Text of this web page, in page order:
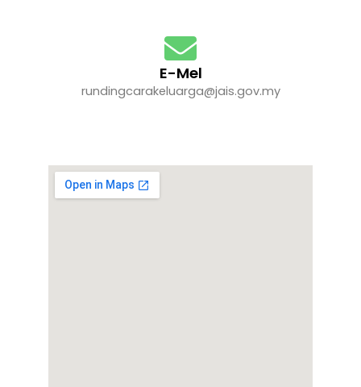
E-Mel
rundingcarakeluarga@jais.gov.my